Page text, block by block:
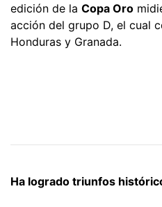
edición de la Copa Oro
acción del grupo D, el cual
Honduras y Granada.
Ha logrado triunfos